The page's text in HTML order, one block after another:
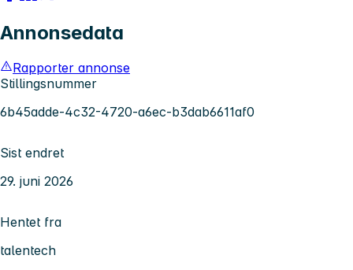
Annonsedata
Rapporter annonse
Stillingsnummer
6b45adde-4c32-4720-a6ec-b3dab6611af0
Sist endret
29. juni 2026
Hentet fra
talentech